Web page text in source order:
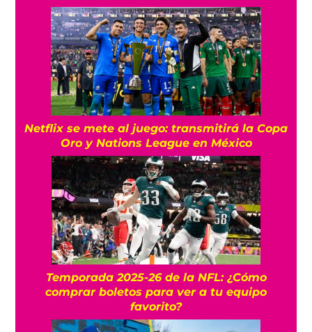
Netflix se mete al juego: transmitirá la Copa
Oro y Nations League en México
Temporada 2025-26 de la NFL: ¿Cómo
comprar boletos para ver a tu equipo
favorito?